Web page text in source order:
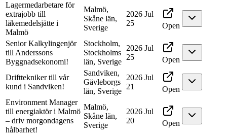
Lagermedarbetare för
extrajobb till
läkemedelsjätte i
Malmö
Malmö,
Skåne län,
Sverige
2026 Jul
25
Open
Senior Kalkylingenjör
till Anderssons
Byggnadsekonomi!
Stockholm,
Stockholms
län, Sverige
2026 Jul
25
Open
Drifttekniker till vår
kund i Sandviken!
Sandviken,
Gävleborgs
län, Sverige
2026 Jul
21
Open
Environment Manager
till energiaktör i Malmö
– driv morgondagens
hålbarhet!
Malmö,
Skåne län,
Sverige
2026 Jul
20
Open